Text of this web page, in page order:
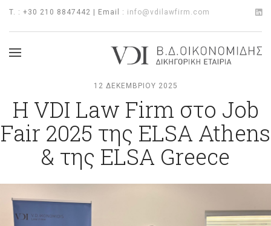
T. : +30 210 8847442 | Email : info@vdilawfirm.com
12 ΔΕΚΕΜΒΡΊΟΥ 2025
Η VDI Law Firm στο Job
Fair 2025 της ELSA Athens
& της ELSA Greece